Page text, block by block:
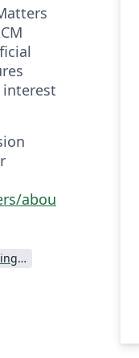
interest
abou
Association for Computing Machinery (ACM) - Official Sample Papers